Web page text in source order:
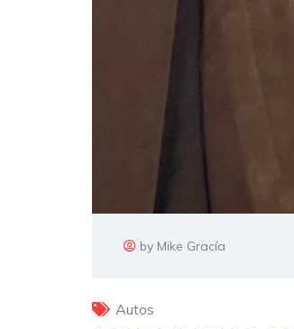
by Mike Gracía
Autos